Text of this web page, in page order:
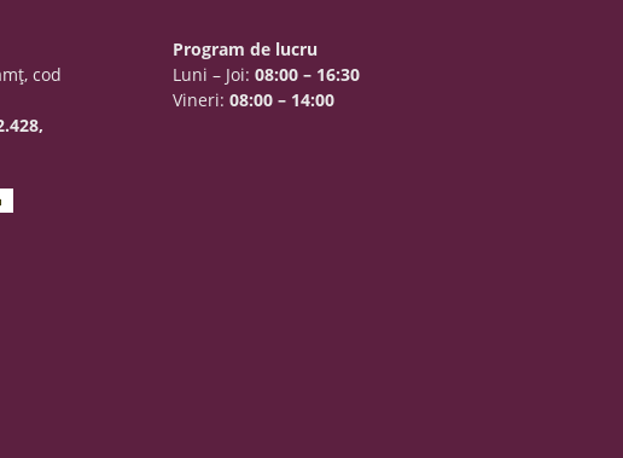
cod
Program de lucru
Luni – Joi:08:00 – 16:30
Vineri:08:00 – 14:00